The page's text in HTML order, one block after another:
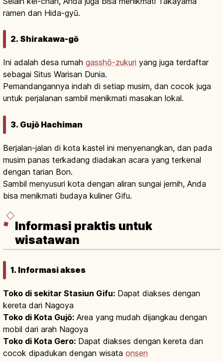
ramen dan Hida-gyū.
2. Shirakawa-gō
Ini adalah desa rumah gasshō-zukuri yang juga terdaftar
sebagai Situs Warisan Dunia.
Pemandangannya indah di setiap musim, dan cocok juga
untuk perjalanan sambil menikmati masakan lokal.
3. Gujō Hachiman
Berjalan-jalan di kota kastel ini menyenangkan, dan pada
musim panas terkadang diadakan acara yang terkenal
dengan tarian Bon.
Sambil menyusuri kota dengan aliran sungai jernih, Anda
bisa menikmati budaya kuliner Gifu.
Informasi praktis untuk
wisatawan
1. Informasi akses
Toko di sekitar Stasiun Gifu: Dapat diakses dengan
kereta dari Nagoya
Toko di Kota Gujō: Area yang mudah dijangkau dengan
mobil dari arah Nagoya
Toko di Kota Gero: Dapat diakses dengan kereta dan
cocok dipadukan dengan wisata onsen